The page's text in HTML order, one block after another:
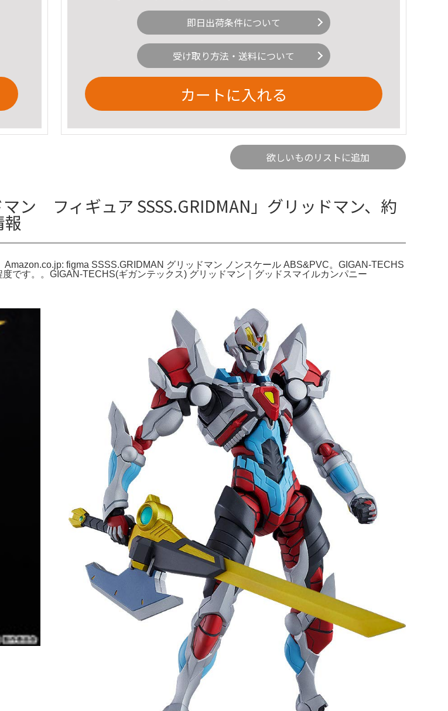
即日出荷条件について
受け取り方法・送料について
カートに入れる
欲しいものリストに追加
ン フィギュア SSSS.GRIDMAN」グリッドマン、約
figma SSSS.GRIDMAN グリッドマン ノンスケール ABS&PVC。GIGAN-TECHS
です。。GIGAN-TECHS(ギガンテックス) グリッドマン｜グッドスマイルカンパニー